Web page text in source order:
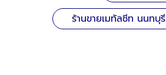
ร้านขายเมทัลชีท นนทบุรี